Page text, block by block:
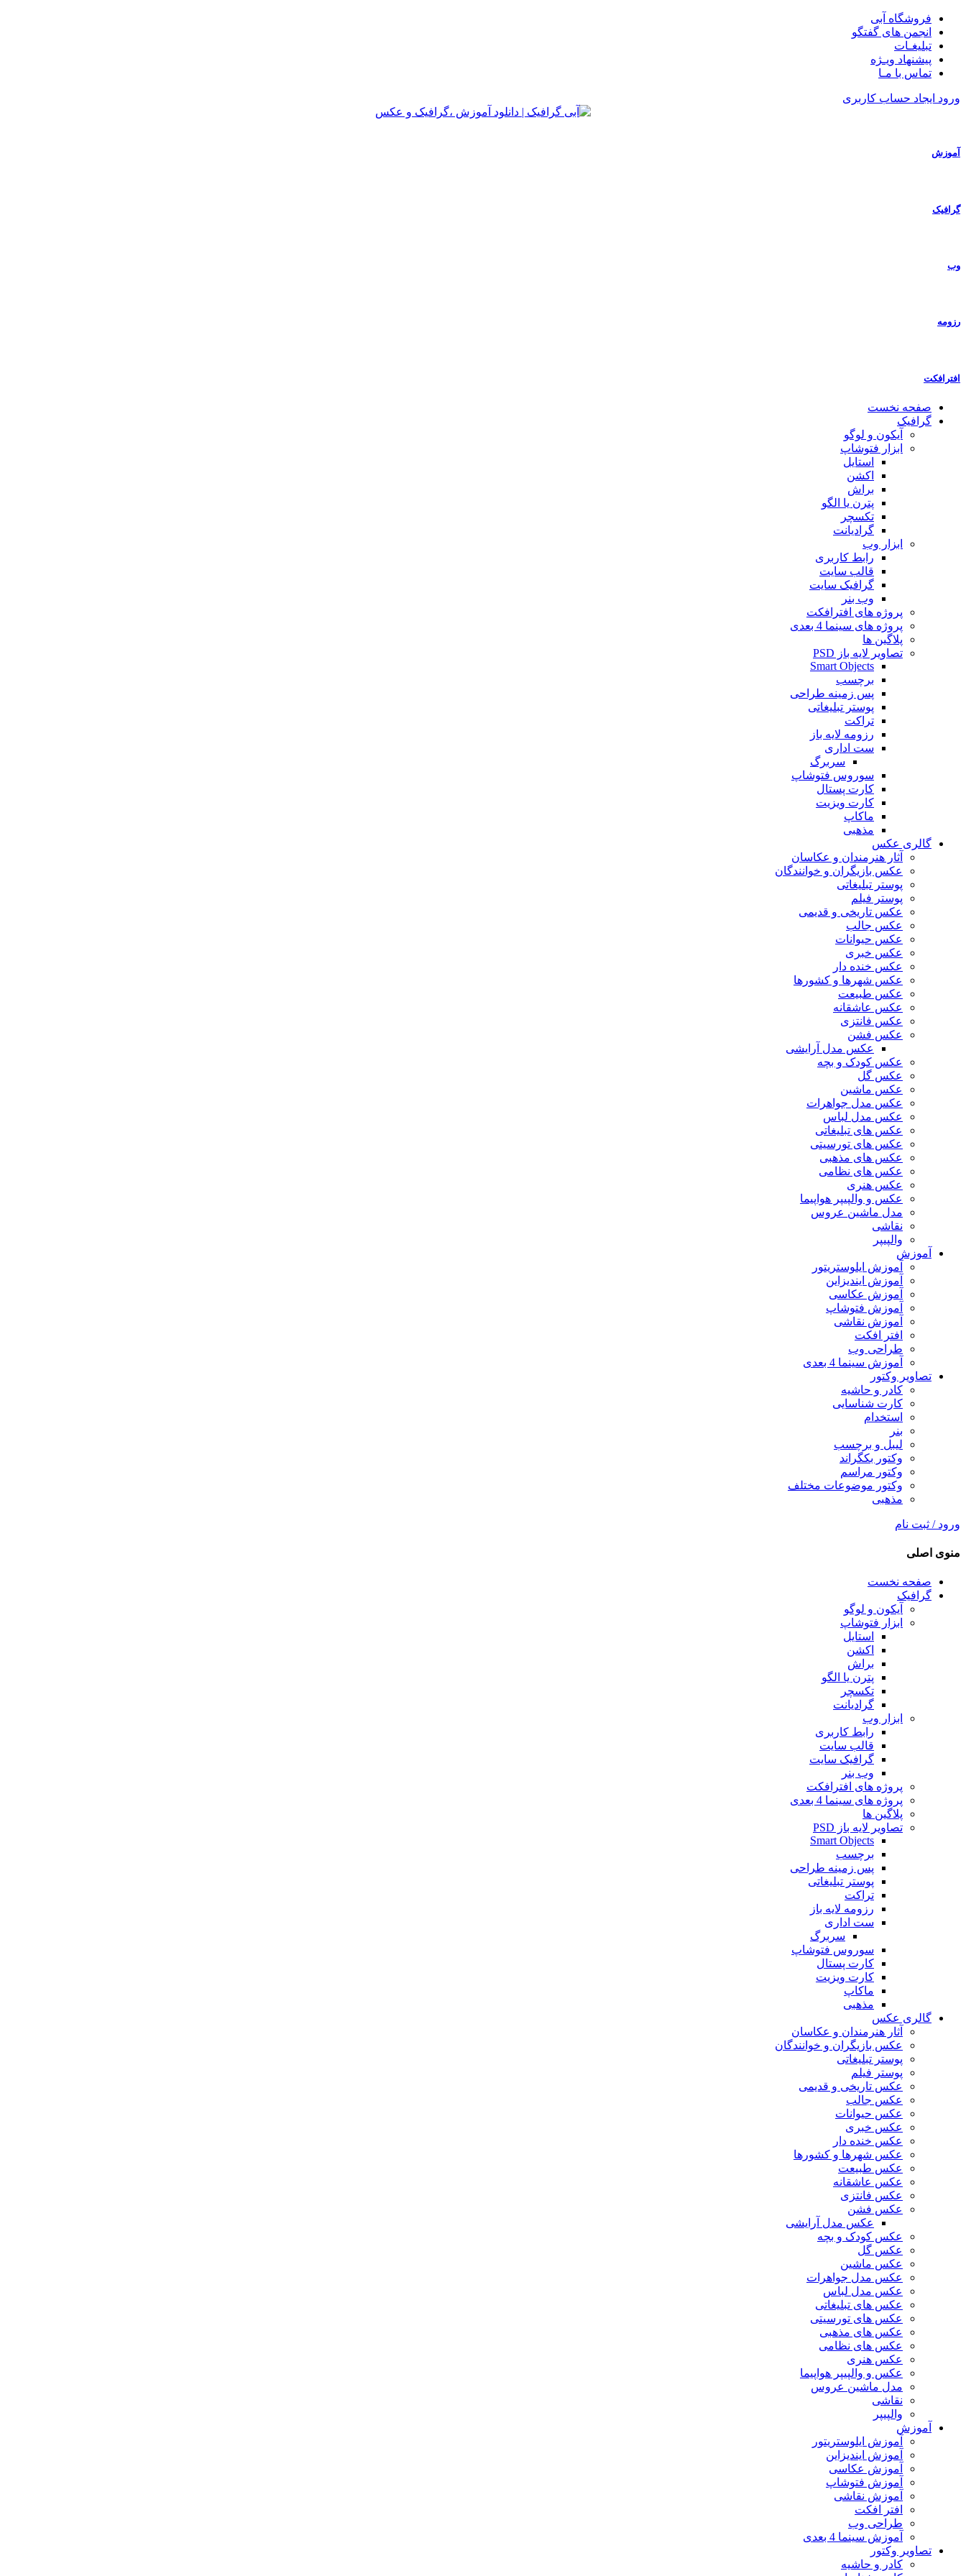
فروشگاه آبی
انجمن های گفتگو
تبلیغـات
پیشنهاد ویـژه
تماس با مـا
ورود ایجاد حساب کاربری
آموزش
گرافیک
وب
رزومه
افترافکت
صفحه نخست
گرافیک
آیکون و لوگو
ابزار فتوشاپ
استایل
اکشن
براش
پترن یا الگو
تکسچر
گرادیانت
ابزار وب
رابط کاربری
قالب سایت
گرافیک سایت
وب بنر
پروژه های افترافکت
پروژه های سینما 4 بعدی
پلاگین ها
تصاویر لایه باز PSD
Smart Objects
برچسب
پس زمینه طراحی
پوستر تبلیغاتی
تراکت
رزومه لایه باز
ست اداری
سربرگ
سوروس فتوشاپ
کارت پستال
کارت ویزیت
ماکاپ
مذهبی
گالری عکس
آثار هنرمندان و عکاسان
عکس بازیگران و خوانندگان
پوستر تبلیغاتی
پوستر فیلم
عکس تاریخی و قدیمی
عکس جالب
عکس حیوانات
عکس خبری
عکس خنده دار
عکس شهرها و کشورها
عکس طبیعت
عکس عاشقانه
عکس فانتزی
عکس فشن
عکس مدل آرایشی
عکس کودک و بچه
عکس گل
عکس ماشین
عکس مدل جواهرات
عکس مدل لباس
عکس های تبلیغاتی
عکس های تورسیتی
عکس های مذهبی
عکس های نظامی
عکس هنری
عکس و والپیپر هواپیما
مدل ماشین عروس
نقاشی
والپیپر
آموزش
آموزش ایلوستریتور
آموزش ایندیزاین
آموزش عکاسی
آموزش فتوشاپ
آموزش نقاشی
افتر افکت
طراحی وب
آموزش سینما 4 بعدی
تصاویر وکتور
کادر و حاشیه
کارت شناسایی
استخدام
بنر
لیبل و برچسب
وکتور بکگراند
وکتور مراسم
وکتور موضوعات مختلف
مذهبی
ورود / ثبت نام
منوی اصلی
صفحه نخست
گرافیک
آیکون و لوگو
ابزار فتوشاپ
استایل
اکشن
براش
پترن یا الگو
تکسچر
گرادیانت
ابزار وب
رابط کاربری
قالب سایت
گرافیک سایت
وب بنر
پروژه های افترافکت
پروژه های سینما 4 بعدی
پلاگین ها
تصاویر لایه باز PSD
Smart Objects
برچسب
پس زمینه طراحی
پوستر تبلیغاتی
تراکت
رزومه لایه باز
ست اداری
سربرگ
سوروس فتوشاپ
کارت پستال
کارت ویزیت
ماکاپ
مذهبی
گالری عکس
آثار هنرمندان و عکاسان
عکس بازیگران و خوانندگان
پوستر تبلیغاتی
پوستر فیلم
عکس تاریخی و قدیمی
عکس جالب
عکس حیوانات
عکس خبری
عکس خنده دار
عکس شهرها و کشورها
عکس طبیعت
عکس عاشقانه
عکس فانتزی
عکس فشن
عکس مدل آرایشی
عکس کودک و بچه
عکس گل
عکس ماشین
عکس مدل جواهرات
عکس مدل لباس
عکس های تبلیغاتی
عکس های تورسیتی
عکس های مذهبی
عکس های نظامی
عکس هنری
عکس و والپیپر هواپیما
مدل ماشین عروس
نقاشی
والپیپر
آموزش
آموزش ایلوستریتور
آموزش ایندیزاین
آموزش عکاسی
آموزش فتوشاپ
آموزش نقاشی
افتر افکت
طراحی وب
آموزش سینما 4 بعدی
تصاویر وکتور
کادر و حاشیه